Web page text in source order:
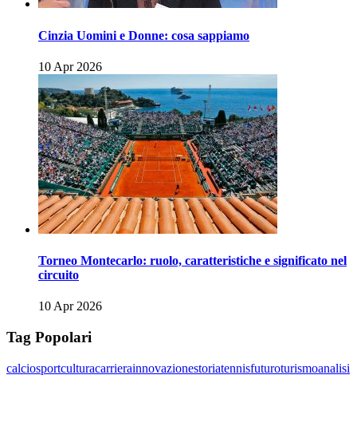
Cinzia Uomini e Donne: cosa sappiamo
10 Apr 2026
Torneo Montecarlo: ruolo, caratteristiche e significato nel
circuito
10 Apr 2026
Tag Popolari
calciosportculturacarrierainnovazionestoriatennisfuturoturismoanalisi